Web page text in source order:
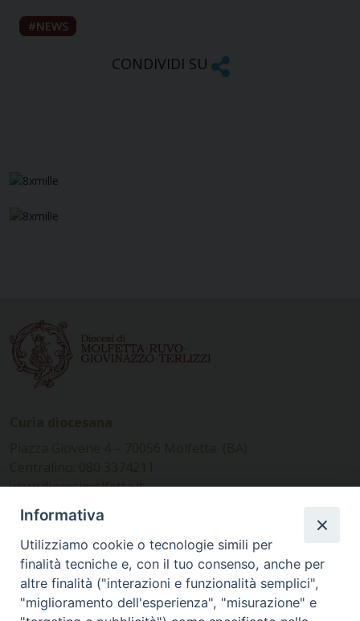
NEWS
CONDIVIDI SU
www.diocesimolfetta.it –
diocesimolfetta@pec.chiesacattolica.it
Ufficio Comunicazioni sociali
Piazza Giovene 4 – 70056 Molfetta (BA)
comunicazionisociali@diocesimolfetta.it
Informativa
Utilizziamo cookie o tecnologie simili per
finalità tecniche e, con il tuo consenso, anche per
altre finalità ("interazioni e funzionalità semplici",
"miglioramento dell'esperienza", "misurazione" e